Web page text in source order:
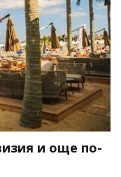
и още по-